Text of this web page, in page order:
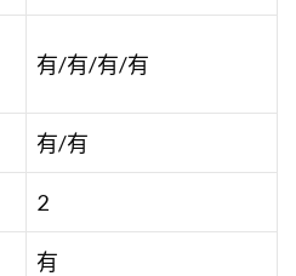
有/有/有/有
有/有
2
有